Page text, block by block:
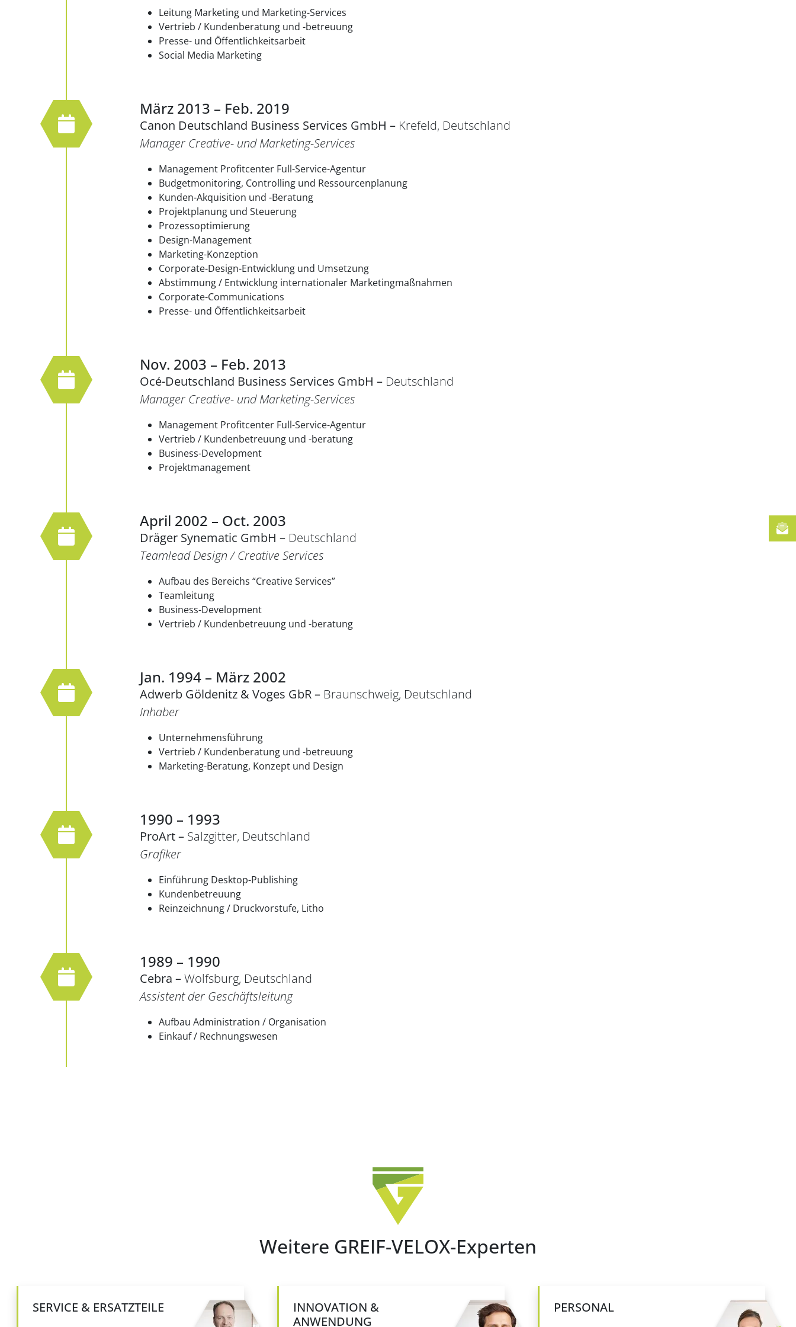
Leitung Marketing und Marketing-Services
Vertrieb / Kundenberatung und -betreuung
Presse- und Öffentlichkeitsarbeit
Social Media Marketing
März 2013 – Feb. 2019
Canon Deutschland Business Services GmbH – Krefeld, Deutschland
Manager Creative- und Marketing-Services
Management Profitcenter Full-Service-Agentur
Budgetmonitoring, Controlling und Ressourcenplanung
Kunden-Akquisition und -Beratung
Projektplanung und Steuerung
Prozessoptimierung
Design-Management
Marketing-Konzeption
Corporate-Design-Entwicklung und Umsetzung
Abstimmung / Entwicklung internationaler Marketingmaßnahmen
Corporate-Communications
Presse- und Öffentlichkeitsarbeit
Nov. 2003 – Feb. 2013
Océ-Deutschland Business Services GmbH – Deutschland
Manager Creative- und Marketing-Services
Management Profitcenter Full-Service-Agentur
Vertrieb / Kundenbetreuung und -beratung
Business-Development
Projektmanagement
April 2002 – Oct. 2003
Dräger Synematic GmbH – Deutschland
Teamlead Design / Creative Services
Aufbau des Bereichs “Creative Services”
Teamleitung
Business-Development
Vertrieb / Kundenbetreuung und -beratung
Jan. 1994 – März 2002
Adwerb Göldenitz & Voges GbR – Braunschweig, Deutschland
Inhaber
Unternehmensführung
Vertrieb / Kundenberatung und -betreuung
Marketing-Beratung, Konzept und Design
1990 – 1993
ProArt – Salzgitter, Deutschland
Grafiker
Einführung Desktop-Publishing
Kundenbetreuung
Reinzeichnung / Druckvorstufe, Litho
1989 – 1990
Cebra –Wolfsburg, Deutschland
Assistent der Geschäftsleitung
Aufbau Administration / Organisation
Einkauf / Rechnungswesen
Weitere GREIF-VELOX-Experten
SERVICE & ERSATZTEILE
INNOVATION &
ANWENDUNG
PERSONAL